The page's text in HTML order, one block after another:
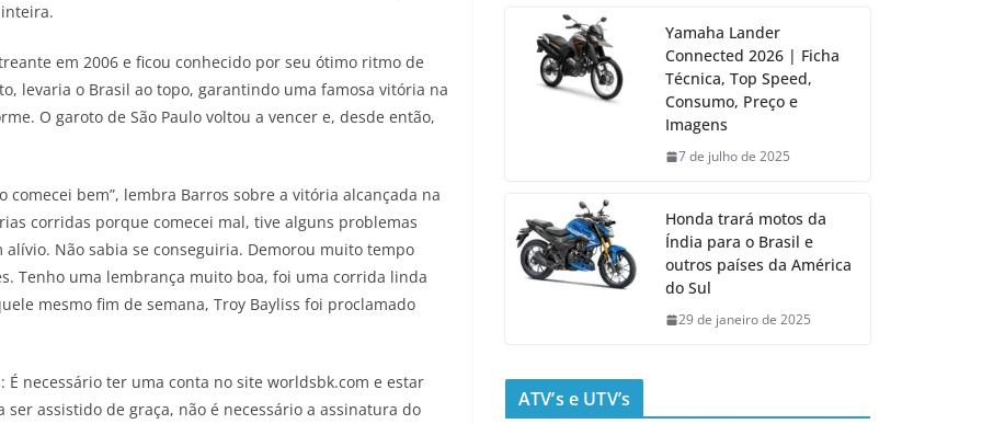
em 2006 e ficou conhecido por seu ótimo ritmo de
levaria o Brasil ao topo, garantindo uma famosa vitória na
O garoto de São Paulo voltou a vencer e, desde então,
bem”, lembra Barros sobre a vitória alcançada na
corridas porque comecei mal, tive alguns problemas
Não sabia se conseguiria. Demorou muito tempo
Tenho uma lembrança muito boa, foi uma corrida linda
mesmo fim de semana, Troy Bayliss foi proclamado
É necessário ter uma conta no site worldsbk.com e estar
assistido de graça, não é necessário a assinatura do
Yamaha Lander
Connected 2026 | Ficha
Técnica, Top Speed,
Consumo, Preço e
Imagens
7 de julho de 2025
Honda trará motos da
Índia para o Brasil e
outros países da América
do Sul
29 de janeiro de 2025
ATV’s e UTV’s